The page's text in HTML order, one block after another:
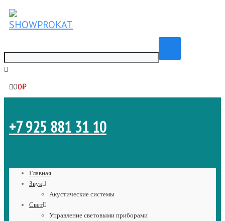
00₽
+7 925 881 31 10
Главная
Звук
Акустические системы
Свет
Управление световыми приборами